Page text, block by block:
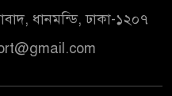
ধানমন্ডি, ঢাকা-১২০৭